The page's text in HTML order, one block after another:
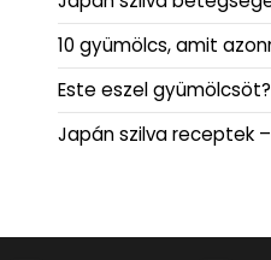
10 gyümölcs, amit
Este eszel
Japán szilva receptek